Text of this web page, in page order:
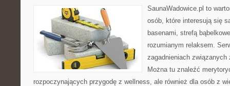
SaunaWadowice.pl to
osób, które interesują się
basenami, strefą
rozumianym relaksem.
zagadnieniach
Można tu znaleźć
rozpoczynających przygodę z wellness, ale również dla osób z